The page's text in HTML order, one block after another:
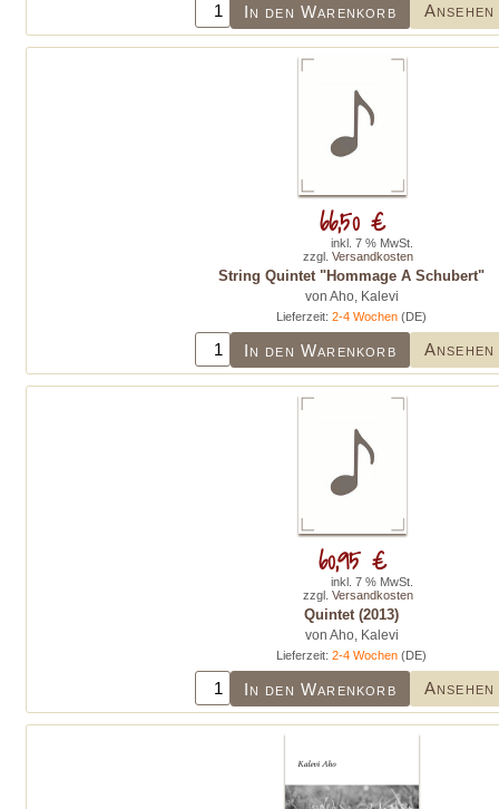
In den Warenkorb Ansehen
String Quintet "Hommage A Schubert"
von Aho, Kalevi
Lieferzeit:2-4 Wochen (DE)
In den Warenkorb Ansehen
66,50 €
inkl. 7 % MwSt.
zzgl. Versandkosten
Quintet (2013)
von Aho, Kalevi
Lieferzeit:2-4 Wochen (DE)
In den Warenkorb Ansehen
60,95 €
inkl. 7 % MwSt.
zzgl. Versandkosten